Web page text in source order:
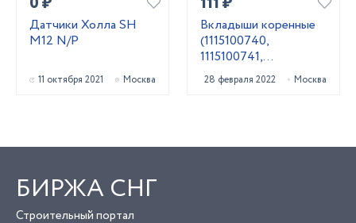
Датчики Холла SH
M12 N/P
11 октября 2021 Москва
Вкладыши коренные
(1115100740,
1115100741,
1115100742) 6BG1
Isuzu 1115100743
28 февраля 2022 Москва
БИРЖА СНГ
Строительный портал